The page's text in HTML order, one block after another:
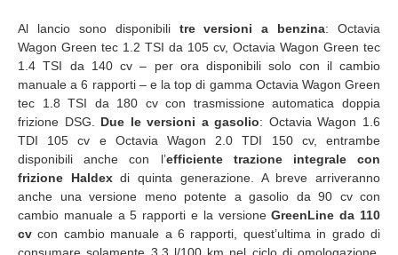
Al lancio sono disponibilitre versioni a benzina: Octavia
Wagon Green tec 1.2 TSI da 105 cv, Octavia Wagon Green tec
1.4 TSI da 140 cv – per ora disponibili solo con il cambio
manuale a 6 rapporti – e la top di gamma Octavia Wagon Green
tec 1.8 TSI da 180 cv con trasmissione automatica doppia
frizione DSG. Due le versioni a gasolio: Octavia Wagon 1.6
TDI 105 cv e Octavia Wagon 2.0 TDI 150 cv, entrambe
disponibili anche con l’efficiente trazione integrale con
frizione Haldexdi quinta generazione. A breve arriveranno
anche una versione meno potente a gasolio da 90 cv con
cambio manuale a 5 rapporti e la versioneGreenLine da 110
cv con cambio manuale a 6 rapporti, quest’ultima in grado di
consumare solamente 3,3 l/100 km nel ciclo di omologazione.